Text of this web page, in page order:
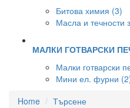
Битова химия (3)
Масла и течности
МАЛКИ ГОТВАРСКИ
Малки готварски
Мини ел. фурни
Home
Търсене